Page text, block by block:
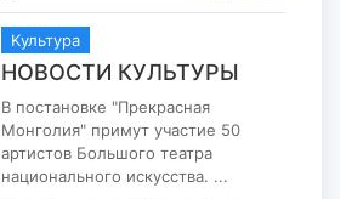
Kультура
НОВОСТИ КУЛЬТУРЫ
В постановке "Прекрасная
Монголия" примут участие 50
артистов Большого театра
национального искусства. ...